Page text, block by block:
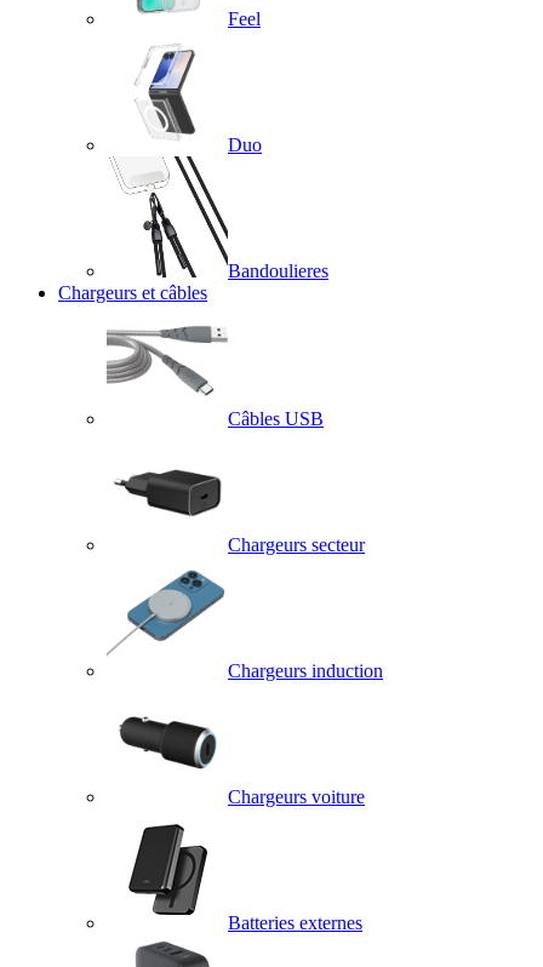
Feel
Duo
Bandoulieres
Chargeurs et câbles
Câbles USB
Chargeurs secteur
Chargeurs induction
Chargeurs voiture
Batteries externes